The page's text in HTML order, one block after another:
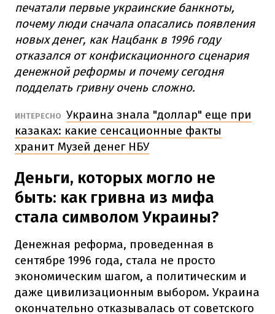
печатали первые украинские банкноты,
почему люди сначала опасались появления
новых денег, как Нацбанк в 1996 году
отказался от конфискационного сценария
денежной реформы и почему сегодня
подделать гривну очень сложно.
ИНТЕРЕСНО Украина знала "доллар" еще при
казаках: какие сенсационные факты
хранит Музей денег НБУ
Деньги, которых могло не
быть: как гривна из мифа
стала символом Украины?
Денежная реформа, проведенная в
сентябре 1996 года, стала не просто
экономическим шагом, а политическим и
даже цивилизационным выбором. Украина
окончательно отказывалась от советского